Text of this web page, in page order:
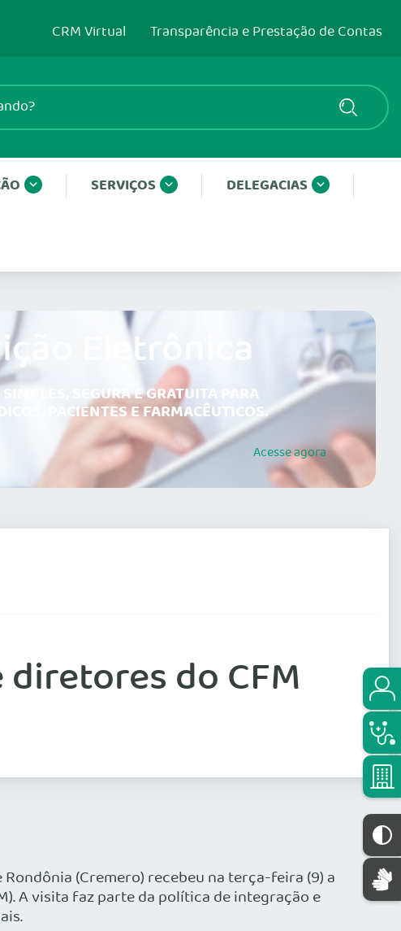
CRM Virtual Transparência e Prestação de Contas
SERVIÇOS DELEGACIAS
Eletrônica
SEGURA E GRATUITA PARA
PACIENTES E FARMACÊUTICOS.
Acesseagora
do CFM
(Cremero) recebeu na terça-feira (9) a
A visita faz parte da política de integração e